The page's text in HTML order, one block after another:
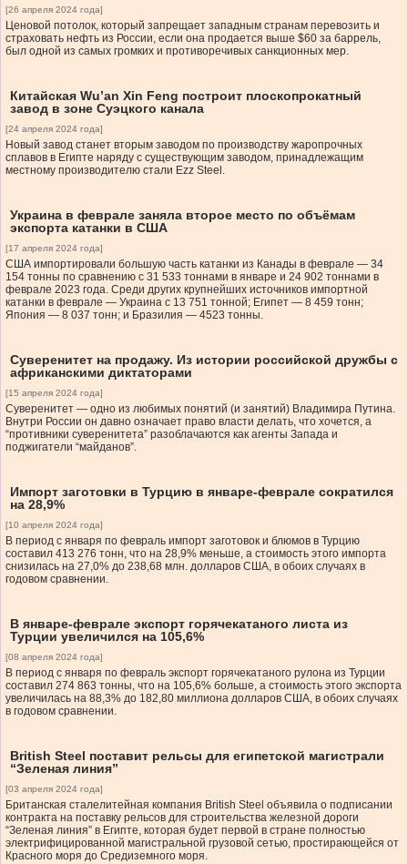
[26 апреля 2024 года]
Ценовой потолок, который запрещает западным странам перевозить и
страховать нефть из России, если она продается выше $60 за баррель,
был одной из самых громких и противоречивых санкционных мер.
Китайская Wu’an Xin Feng построит плоскопрокатный
завод в зоне Суэцкого канала
[24 апреля 2024 года]
Новый завод станет вторым заводом по производству жаропрочных
сплавов в Египте наряду с существующим заводом, принадлежащим
местному производителю стали Ezz Steel.
Украина в феврале заняла второе место по объёмам
экспорта катанки в США
[17 апреля 2024 года]
США импортировали большую часть катанки из Канады в феврале — 34
154 тонны по сравнению с 31 533 тоннами в январе и 24 902 тоннами в
феврале 2023 года. Среди других крупнейших источников импортной
катанки в феврале — Украина с 13 751 тонной; Египет — 8 459 тонн;
Япония — 8 037 тонн; и Бразилия — 4523 тонны.
Суверенитет на продажу. Из истории российской дружбы с
африканскими диктаторами
[15 апреля 2024 года]
Суверенитет — одно из любимых понятий (и занятий) Владимира Путина.
Внутри России он давно означает право власти делать, что хочется, а
“противники суверенитета” разоблачаются как агенты Запада и
поджигатели “майданов”.
Импорт заготовки в Турцию в январе-феврале сократился
на 28,9%
[10 апреля 2024 года]
В период с января по февраль импорт заготовок и блюмов в Турцию
составил 413 276 тонн, что на 28,9% меньше, а стоимость этого импорта
снизилась на 27,0% до 238,68 млн. долларов США, в обоих случаях в
годовом сравнении.
В январе-феврале экспорт горячекатаного листа из
Турции увеличился на 105,6%
[08 апреля 2024 года]
В период с января по февраль экспорт горячекатаного рулона из Турции
составил 274 863 тонны, что на 105,6% больше, а стоимость этого экспорта
увеличилась на 88,3% до 182,80 миллиона долларов США, в обоих случаях
в годовом сравнении.
British Steel поставит рельсы для египетской магистрали
“Зеленая линия”
[03 апреля 2024 года]
Британская сталелитейная компания British Steel объявила о подписании
контракта на поставку рельсов для строительства железной дороги
“Зеленая линия” в Египте, которая будет первой в стране полностью
электрифицированной магистральной грузовой сетью, простирающейся от
Красного моря до Средиземного моря.